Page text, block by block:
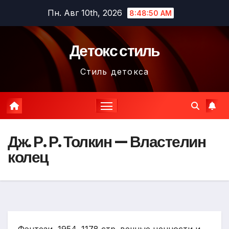
содержимому
Пн. Авг 10th, 2026 8:48:51 AM
Детокс стиль
Стиль детокса
Дж. Р. Р. Толкин — Властелин
колец